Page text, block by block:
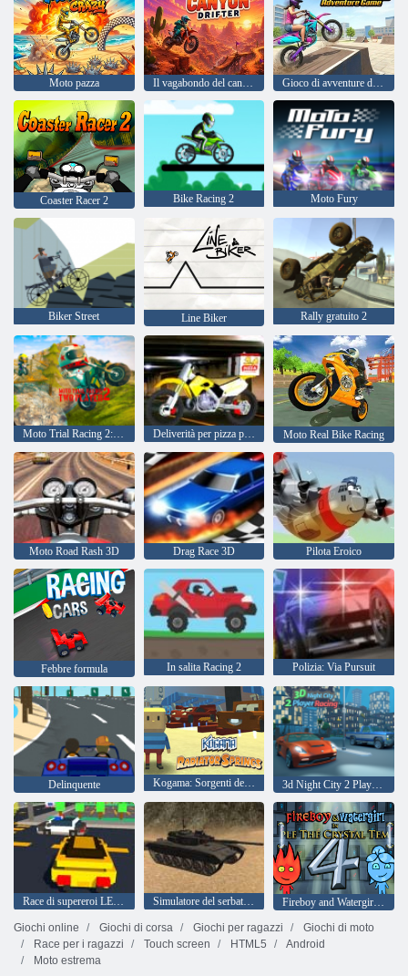
Moto pazza Il vagabondo del canyon Gioco di avventure di corse in bicicletta
Coaster Racer 2 Bike Racing 2 Moto Fury
Biker Street Line Biker Rally gratuito 2
Moto Trial Racing 2: due giocatori Deliverità per pizza per motociclette 2020 Moto Real Bike Racing
Moto Road Rash 3D Drag Race 3D Pilota Eroico
Febbre formula In salita Racing 2 Polizia: Via Pursuit
Delinquente Kogama: Sorgenti del radiatore 3d Night City 2 Player Racing
Simulatore del serbatoio
Fireboy and Watergirl 4: Tempio di Cristallo
Giochi online
Giochi di corsa Giochi per ragazzi
Giochi di moto
Race per i ragazzi
Touch screen HTML5
Android
Moto estrema